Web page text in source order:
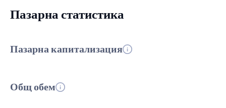
Пазарна статистика
Пазарна капитализация
Общ обем